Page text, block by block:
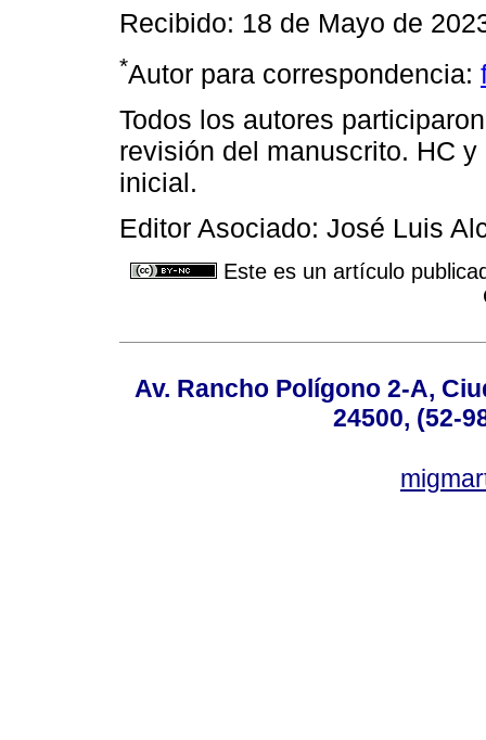
Recibido: 18 de Mayo de
*Autor para correspondencia:
Todos los autores
revisión del manuscrito. HC
inicial.
Editor Asociado: José Luis
Este es un artículo
Av. Rancho Polígono 2-A,
24500, (52-